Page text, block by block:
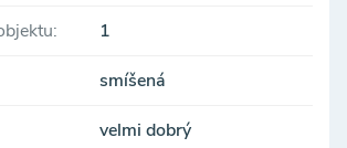
nás neváhejte kontaktovat.
poskytneme na vyžádání.
1
smíšená
velmi dobrý